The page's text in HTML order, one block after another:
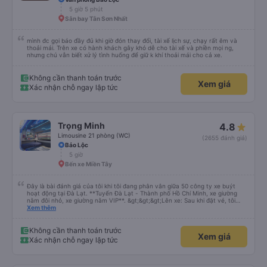
5 giờ 5 phút
Sân bay Tân Sơn Nhất
mình đc gọi báo đầy đủ khi giờ đón thay đổi, tài xế lịch sự, chạy rất êm và
thoải mái. Trên xe có hành khách gây khó dễ cho tài xế và phiền mọi ng,
nhưng chú vẫn biết xử lý tình huống để giữ k khí thoải mái cho cả xe.
Không cần thanh toán trước
Xác nhận chỗ ngay lập tức
Xem giá
Trọng Minh
Limousine 21 phòng (WC)
4.8
(2655 đánh giá)
Bảo Lộc
5 giờ
Bến xe Miền Tây
Đây là bài đánh giá của tôi khi tôi đang phân vân giữa 50 công ty xe buýt
hoạt động tại Đà Lạt. **Tuyến Đà Lạt - Thành phố Hồ Chí Minh, xe giường
nằm đôi nhỏ, xe giường nằm VIP**. &gt;&gt;&gt;Lên xe: Sau khi đặt vé, tôi
nhận được email yêu cầu số điện thoại/WhatsApp. Sau đó, vào ngày trước
cho biết địa điểm, biển số xe buýt và dặn tôi chụp ảnh khi đến nơi để tài xế
có thể tìm thấy tôi. Tất cả điều này hoạt động rất tốt và hoàn toàn giúp tôi
giảm bớt căng thẳng khi phải tìm một vị trí cụ thể trong bến xe lớn mà không
Xem thêm
Không cần thanh toán trước
Xác nhận chỗ ngay lập tức
Xem giá